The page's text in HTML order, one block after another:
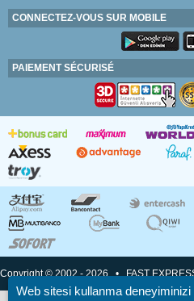
CONNECTEZ-VOUS SUR MOBILE
PAIEMENT SÉCURISÉ
Copyright © 2002 - 2026 • FAST
Web sitesi kullanma